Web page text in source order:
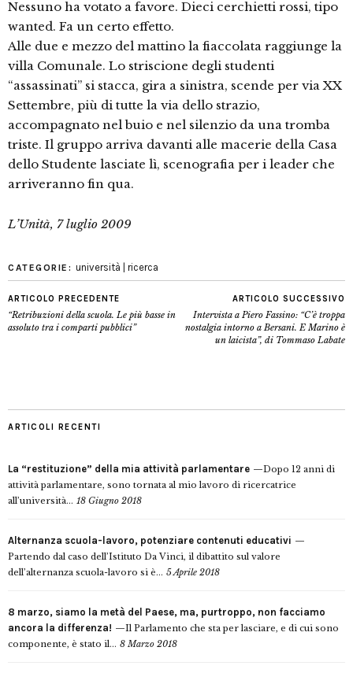
Nessuno ha votato a favore. Dieci cerchietti rossi, tipo
wanted. Fa un certo effetto.
Alle due e mezzo del mattino la fiaccolata raggiunge la
villa Comunale. Lo striscione degli studenti
“assassinati” si stacca, gira a sinistra, scende per via XX
Settembre, più di tutte la via dello strazio,
accompagnato nel buio e nel silenzio da una tromba
triste. Il gruppo arriva davanti alle macerie della Casa
dello Studente lasciate lì, scenografia per i leader che
arriveranno fin qua.
L’Unità, 7 luglio 2009
CATEGORIE: università | ricerca
ARTICOLO PRECEDENTE
“Retribuzioni della scuola. Le più basse in
assoluto tra i comparti pubblici”
ARTICOLO SUCCESSIVO
Intervista a Piero Fassino: “C’è troppa
nostalgia intorno a Bersani. E Marino è
un laicista”, di Tommaso Labate
ARTICOLI RECENTI
La “restituzione” della mia attività parlamentare
Dopo 12 anni di
attività parlamentare, sono tornata al mio lavoro di ricercatrice
all’università... 18 Giugno 2018
Alternanza scuola-lavoro, potenziare contenuti educativi
Partendo dal caso dell’Istituto Da Vinci, il dibattito sul valore
dell’alternanza scuola-lavoro si è... 5 Aprile 2018
8 marzo, siamo la metà del Paese, ma, purtroppo, non facciamo
ancora la differenza!
Il Parlamento che sta per lasciare, e di cui sono
componente, è stato il... 8 Marzo 2018